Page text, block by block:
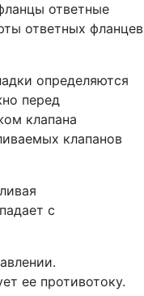
ответные
ответных фланцев
определяются
перед
клапана
клапанов
с
ее противотоку.